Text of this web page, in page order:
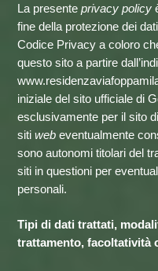
La presente privacy policy
fine della protezione dei
Codice Privacy a coloro
questo sito a partire
iniziale del sito ufficiale di
esclusivamente per il sito
siti web eventualmente
sono autonomi titolari del
siti in questioni per
personali.
Tipi di dati trattati,
trattamento, facoltatività